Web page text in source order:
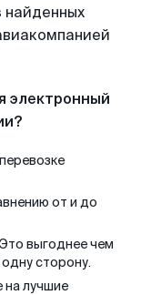
найденных
электронный
от и до
выгоднее чем
сторону.
на лучшие